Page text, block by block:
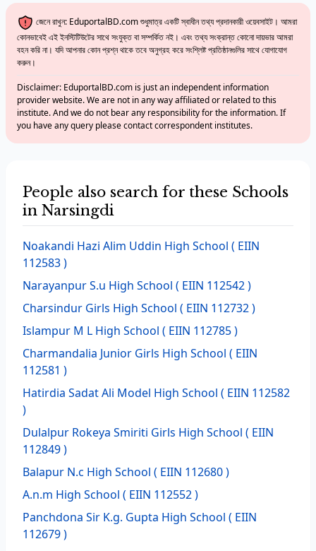
জেনে রাখুন: EduportalBD.com শুধুমাত্র একটি স্বাধীন তথ্য প্রদানকারী ওয়েবসাইট। আমরা
কোনভাবেই এই ইনস্টিটিউটের সাথে সংযুক্ত বা সম্পর্কিত নই। এবং তথ্য সংক্রান্ত কোনো দায়ভার আমরা
বহন করি না। যদি আপনার কোন প্রশ্ন থাকে তবে অনুগ্রহ করে সংশ্লিষ্ট প্রতিষ্ঠানগুলির সাথে যোগাযোগ
করুন।
Disclaimer: EduportalBD.com is just an independent information
provider website. We are not in any way affiliated or related to this
institute. And we do not bear any responsibility for the information. If
you have any query please contact correspondent institutes.
People also search for these Schools
in Narsingdi
Noakandi Hazi Alim Uddin High School ( EIIN
112583 )
Narayanpur S.u High School ( EIIN 112542 )
Charsindur Girls High School ( EIIN 112732 )
Islampur M L High School ( EIIN 112785 )
Charmandalia Junior Girls High School ( EIIN
112581 )
Hatirdia Sadat Ali Model High School ( EIIN 112582
)
Dulalpur Rokeya Smiriti Girls High School ( EIIN
112849 )
Balapur N.c High School ( EIIN 112680 )
A.n.m High School ( EIIN 112552 )
Panchdona Sir K.g. Gupta High School ( EIIN
112679 )